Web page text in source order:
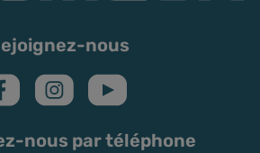
votre e-liquide Shinigami Zero, il
neutre PG/VG (sans nicotine), un
de nicotine en fonction de
et de l’arôme concentré bien
le dosage de votre base.
nous
nous par téléphone